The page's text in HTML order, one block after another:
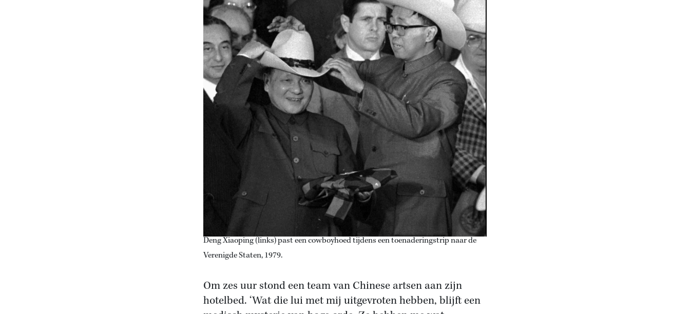
Deng Xiaoping (links) past een cowboyhoed tijdens een toenaderingstrip naar de
Verenigde Staten, 1979.
Om zes uur stond een team van Chinese artsen aan zijn
hotelbed. ‘Wat die lui met mij uitgevroten hebben, blijft een